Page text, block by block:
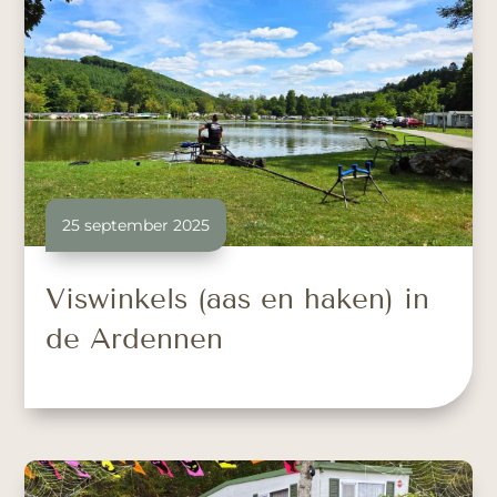
Viswinkels (aas en haken) in
de Ardennen
25 september 2025